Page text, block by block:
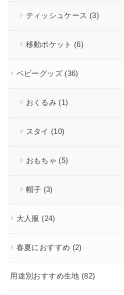
ティッシュケース (3)
移動ポケット (6)
ベビーグッズ (36)
おくるみ (1)
スタイ (10)
おもちゃ (5)
帽子 (3)
大人服 (24)
春夏におすすめ (2)
用途別おすすめ生地 (82)